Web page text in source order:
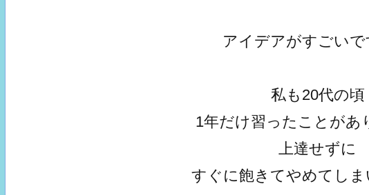
アイデアがすごいで
私も20代の頃
1年だけ習ったことがあ
上達せずに
すぐに飽きてやめてしま